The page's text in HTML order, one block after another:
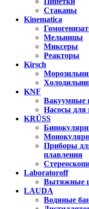
Стаканы
Kinematica
Мельницы
Миксеры
Реакторы
Kirsch
KNF
Вакуумные
Насосы для
KRÜSS
Приборы
плавления
Laboratoroff
Вытяжные
LAUDA
Водяные